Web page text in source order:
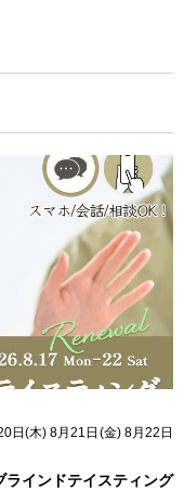
日(木) 8月21日(金) 8月22日
インドテイスティング